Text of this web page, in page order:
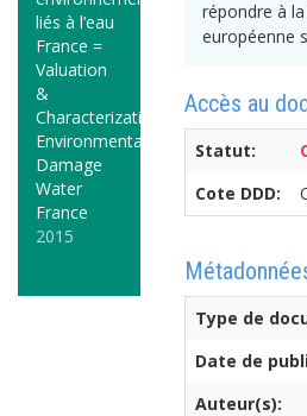
liés à l’eau
France =
Valuation
&
Characterization
Environmental
Damage
Water
France
2015
répondre à
européenne
Accès au
Statut:
Cote DDD:
Type de
Date de
Auteur(s):